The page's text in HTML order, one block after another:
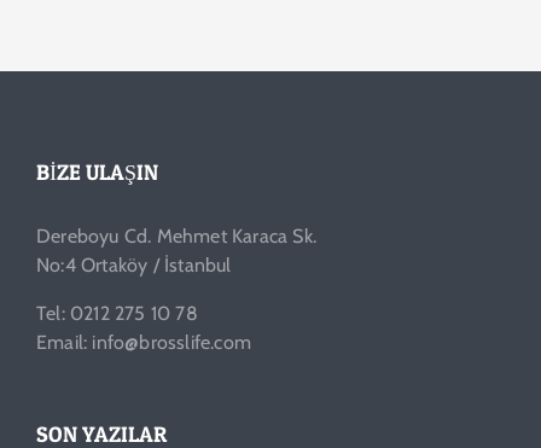
BIZE ULAŞIN
Dereboyu Cd. Mehmet Karaca Sk.
No:4 Ortaköy / İstanbul
Tel: 0212 275 10 78
Email: info@brosslife.com
SON YAZILAR